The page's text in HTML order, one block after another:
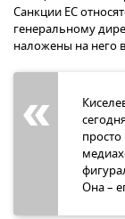
Санкции ЕС
генеральному
наложены на него
Она –